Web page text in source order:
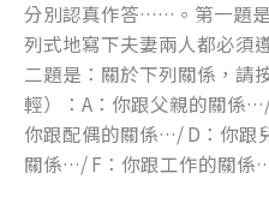
e
b
o
o
k
er e
n
g
er
l
分別認真作答……。第一題
列式地寫下夫妻兩人都必
二題是：關於下列關係，請
輕）：A：你跟父親的關係
你跟配偶的關係…/ D：你跟
關係…/ F：你跟工作的關係